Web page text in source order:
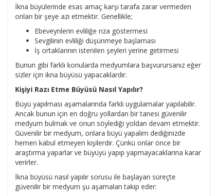
İkna büyülerinde esas amaç karşı tarafa zarar vermeden
onları bir şeye azı etmektir. Genellikle;
Ebeveynlerin evliliğe rıza göstermesi
Sevgilinin evliliği düşünmeye başlaması
İş ortaklarının istenilen şeyleri yerine getirmesi
Bunun gibi farklı konularda medyumlara başvurursanız eğer
sizler için ikna büyüsü yapacaklardır.
Kişiyi Razı Etme Büyüsü Nasıl Yapılır?
Büyü yapılması aşamalarında farklı uygulamalar yapılabilir.
Ancak bunun için en doğru yollardan bir tanesi güvenilir
medyum bulmak ve onun söylediği yoldan devam etmektir.
Güvenilir bir medyum, onlara büyü yapalım dediğinizde
hemen kabul etmeyen kişilerdir. Çünkü onlar önce bir
araştırma yaparlar ve büyüyü yapıp yapmayacaklarına karar
verirler.
İkna büyüsü nasıl yapılır sorusu ile başlayan süreçte
güvenilir bir medyum şu aşamaları takip eder: